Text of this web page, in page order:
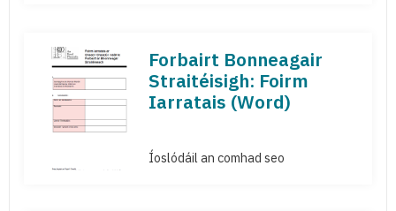
Forbairt Bonneagair
Straitéisigh: Foirm
Iarratais (Word)
Íoslódáil an comhad seo